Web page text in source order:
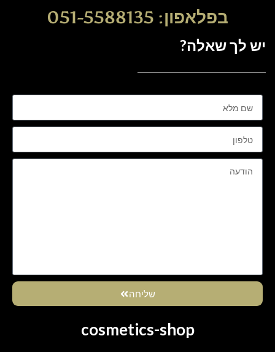
בפלאפון: 051-5588135
יש לך שאלה?
שליחה
cosmetics-shop